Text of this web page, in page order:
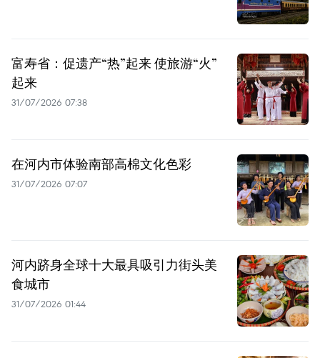
富寿省：促遗产“热”起来 使旅游“火”
起来
31/07/2026 07:38
在河内市体验南部高棉文化色彩
31/07/2026 07:07
河内跻身全球十大最具吸引力街头美
食城市
31/07/2026 01:44